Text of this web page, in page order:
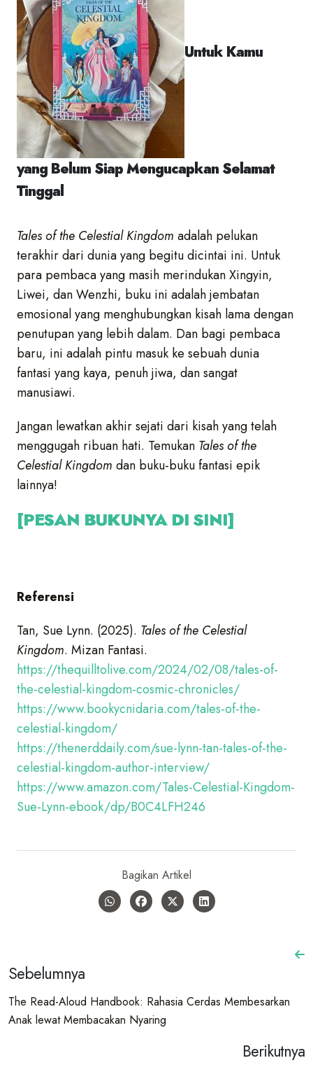
Untuk Kamu
yang Belum Siap Mengucapkan Selamat
Tinggal
Tales of the Celestial Kingdom adalah pelukan
terakhir dari dunia yang begitu dicintai ini. Untuk
para pembaca yang masih merindukan Xingyin,
Liwei, dan Wenzhi, buku ini adalah jembatan
emosional yang menghubungkan kisah lama dengan
penutupan yang lebih dalam. Dan bagi pembaca
baru, ini adalah pintu masuk ke sebuah dunia
fantasi yang kaya, penuh jiwa, dan sangat
manusiawi.
Jangan lewatkan akhir sejati dari kisah yang telah
menggugah ribuan hati. Temukan Tales of the
Celestial Kingdom dan buku-buku fantasi epik
lainnya!
[PESAN BUKUNYA DI SINI]
Referensi
Tan, Sue Lynn. (2025). Tales of the Celestial
Kingdom. Mizan Fantasi.
https://thequilltolive.com/2024/02/08/tales-of-
the-celestial-kingdom-cosmic-chronicles/
https://www.bookycnidaria.com/tales-of-the-
celestial-kingdom/
https://thenerddaily.com/sue-lynn-tan-tales-of-the-
celestial-kingdom-author-interview/
https://www.amazon.com/Tales-Celestial-Kingdom-
Sue-Lynn-ebook/dp/B0C4LFH246
Bagikan Artikel
Sebelumnya
The Read-Aloud Handbook: Rahasia Cerdas Membesarkan
Anak lewat Membacakan Nyaring
Berikutnya